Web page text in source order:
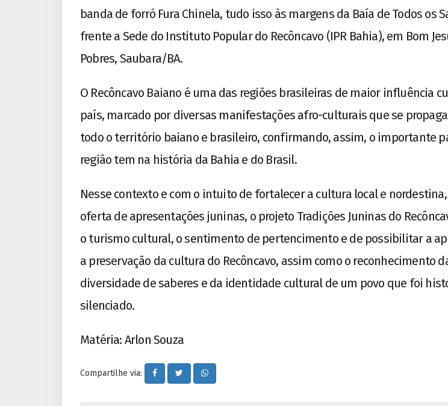
banda de forró Fura Chinela, tudo isso às margens da Baía de Todos os
frente a Sede do Instituto Popular do Recôncavo (IPR Bahia), em Bom
Pobres, Saubara/BA.
O Recôncavo Baiano é uma das regiões brasileiras de maior influência
país, marcado por diversas manifestações afro-culturais que se
todo o território baiano e brasileiro, confirmando, assim, o importante
região tem na história da Bahia e do Brasil.
Nesse contexto e com o intuito de fortalecer a cultura local e
oferta de apresentações juninas, o projeto Tradições Juninas do
o turismo cultural, o sentimento de pertencimento e de possibilitar a
a preservação da cultura do Recôncavo, assim como o reconhecimento
diversidade de saberes e da identidade cultural de um povo que foi
silenciado.
Matéria: Arlon Souza
Compartilhe via: